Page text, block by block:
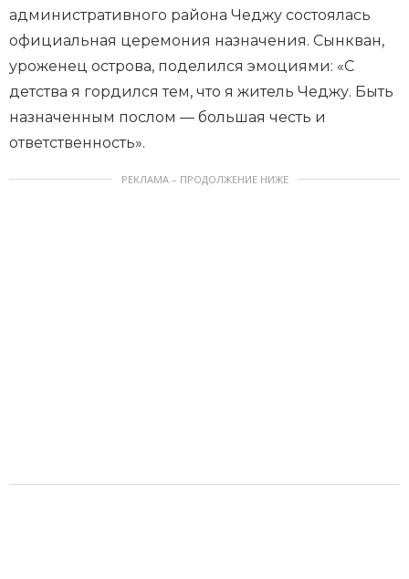
административного района Чеджу состоялась
официальная церемония назначения. Сынкван,
уроженец острова, поделился эмоциями: «С
детства я гордился тем, что я житель Чеджу. Быть
назначенным послом — большая честь и
ответственность».
РЕКЛАМА – ПРОДОЛЖЕНИЕ НИЖЕ